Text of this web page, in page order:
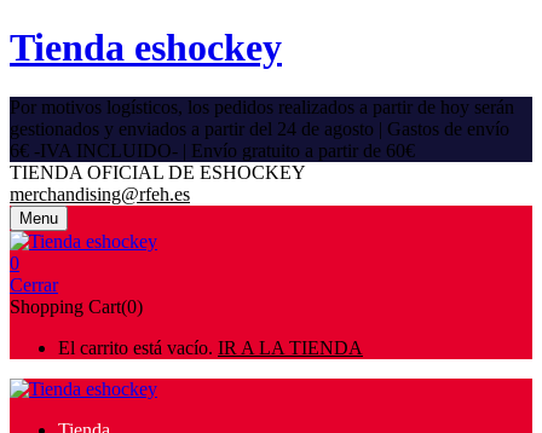
Tienda eshockey
Por motivos logísticos, los pedidos realizados a partir de hoy serán
gestionados y enviados a partir del 24 de agosto | Gastos de envío
6€ -IVA INCLUIDO- | Envío gratuito a partir de 60€
TIENDA OFICIAL DE ESHOCKEY
merchandising@rfeh.es
Menu
0
Cerrar
Shopping Cart(0)
El carrito está vacío. IR A LA TIENDA